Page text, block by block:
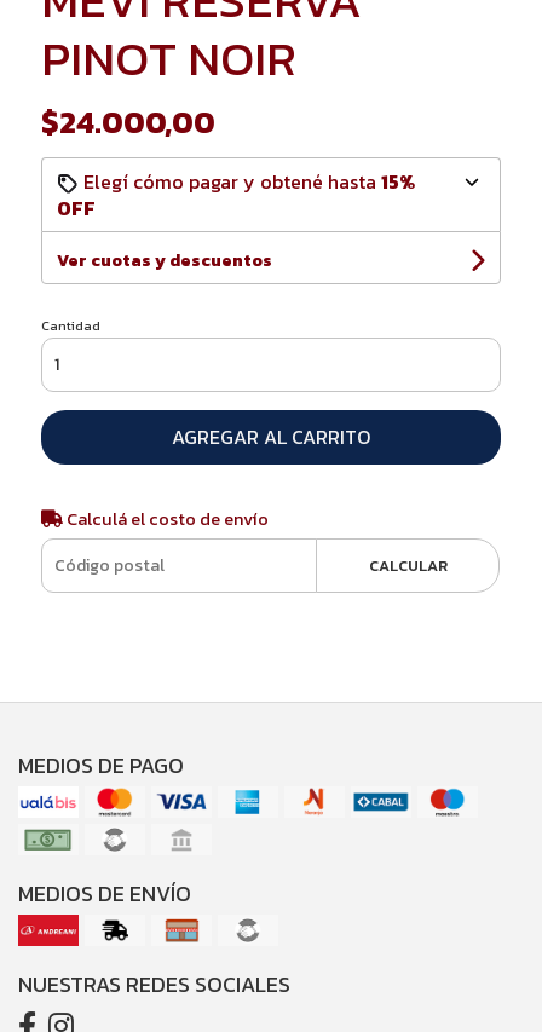
PINOT NOIR
$24.000,00
Elegí cómo pagar y obtené hasta 15%
OFF
Ver cuotas y descuentos
Cantidad
AGREGAR AL CARRITO
Calculá el costo de envío
CALCULAR
MEDIOS DE PAGO
MEDIOS DE ENVÍO
NUESTRAS REDES SOCIALES